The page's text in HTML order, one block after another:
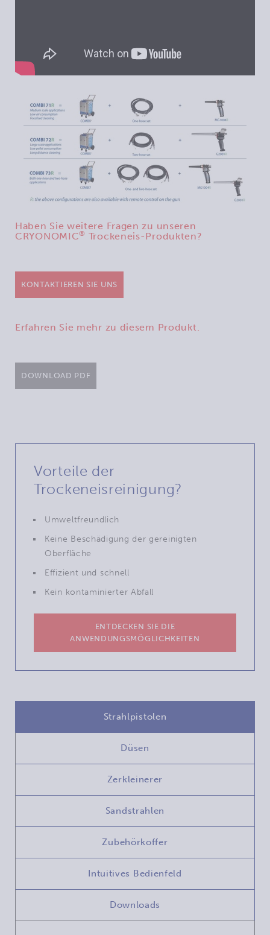
Haben Sie weitere Fragen zu unseren
CRYONOMIC® Trockeneis-Produkten?
KONTAKTIEREN SIE UNS
Erfahren Sie mehr zu diesem Produkt.
DOWNLOAD PDF
Vorteile der
Trockeneisreinigung?
Umweltfreundlich
Keine Beschädigung der gereinigten
Oberfläche
Effizient und schnell
Kein kontaminierter Abfall
ENTDECKEN SIE DIE
ANWENDUNGSMÖGLICHKEITEN
Strahlpistolen
Düsen
Zerkleinerer
Sandstrahlen
Zubehörkoffer
Intuitives Bedienfeld
Downloads